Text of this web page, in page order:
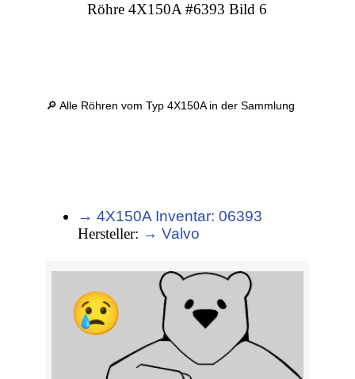
Röhre 4X150A #6393 Bild 6
🔎 Alle Röhren vom Typ 4X150A in der Sammlung
→ 4X150A Inventar: 06393
Hersteller: → Valvo